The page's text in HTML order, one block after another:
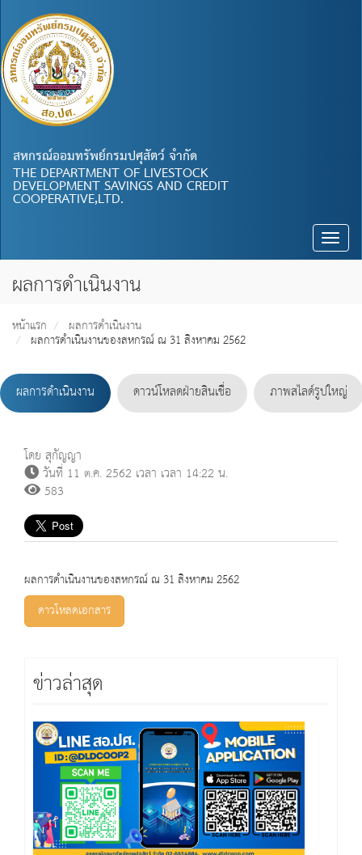
สหกรณ์ออมทรัพย์กรมปศุสัตว์ จำกัด
THE DEPARTMENT OF LIVESTOCK
DEVELOPMENT SAVINGS AND CREDIT
COOPERATIVE,LTD.
Toggle
ผลการดำเนินงาน
หน้าแรก ผลการดำเนินงาน
ผลการดำเนินงานของสหกรณ์ ณ 31 สิงหาคม 2562
ผลการดำเนินงาน ดาวน์โหลดฝ่ายสินเชื่อ ภาพสไลด์รูปใหญ่
โดย สุกัญญา
วันที่ 11 ต.ค. 2562 เวลา เวลา 14:22 น.
583
ผลการดำเนินงานของสหกรณ์ ณ 31 สิงหาคม 2562
ดาวโหลดเอกสาร
ข่าวล่าสุด